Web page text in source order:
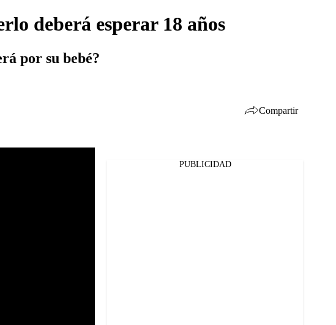
deberá esperar 18 años
por su bebé?
Compartir
PUBLICIDAD